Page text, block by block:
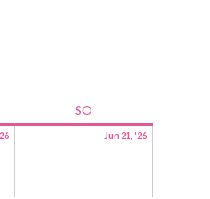
SO
Jun 21, '26